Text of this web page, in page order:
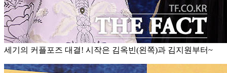
세기의 커플포즈 대결! 시작은 김옥빈(왼쪽)과 김지원부터~